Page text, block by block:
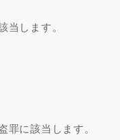
します。
に該当します。